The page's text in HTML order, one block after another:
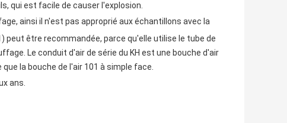
qui est facile de causer l'explosion.
ainsi il n'est pas approprié aux échantillons avec la
peut être recommandée, parce qu'elle utilise le tube de
Le conduit d'air de série du KH est une bouche d'air
la bouche de l'air 101 à simple face.
ans.